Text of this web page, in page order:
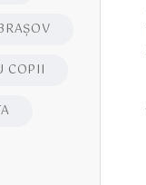
COPII